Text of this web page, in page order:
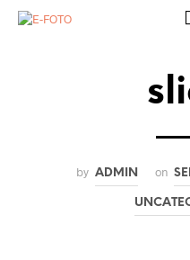
by ADMIN on